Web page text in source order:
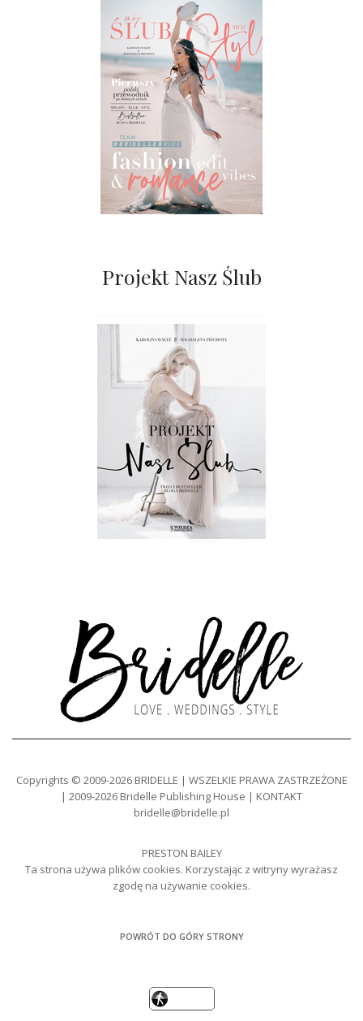
Projekt Nasz Ślub
Copyrights © 2009-2026 BRIDELLE | WSZELKIE PRAWA ZASTRZEŻONE
| 2009-2026 Bridelle Publishing House | KONTAKT
bridelle@bridelle.pl
PRESTON BAILEY
Ta strona używa plików cookies. Korzystając z witryny wyrażasz
zgodę na używanie cookies.
POWRÓT DO GÓRY STRONY